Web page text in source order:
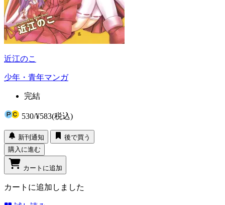
近江のこ
少年・青年マンガ
完結
530/¥583(税込)
新刊通知
後で買う
購入に進む
カートに追加
カートに追加しました